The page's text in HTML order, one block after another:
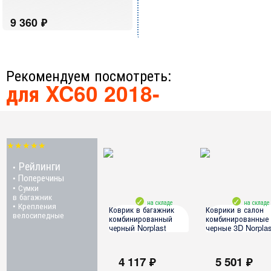
Рекомендуем посмотреть:
для XC60 2018-
★★★★★
• Рейлинги
• Поперечины
• Сумки
в багажник
• Крепления
велосипедные
на складе
Коврик в багажник
комбинированный
черный Norplast
4 117 ₽
на складе
Коврики в салон
комбинированные
черные 3D
5 501 ₽